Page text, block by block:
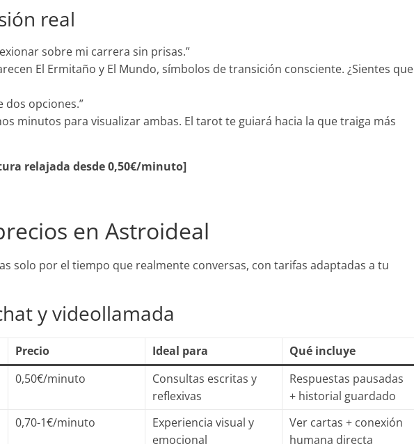
real
sobre mi carrera sin prisas.”
El Ermitaño y El Mundo, símbolos de transición consciente. ¿Sientes que
dos opciones.”
minutos para visualizar ambas. El tarot te guiará hacia la que traiga más
relajada desde 0,50€/minuto]
en Astroideal
solo por el tiempo que realmente conversas, con tarifas adaptadas a tu
y videollamada
Precio Ideal para
Qué incluye
0,50€/minuto
Consultas escritas y
reflexivas
Respuestas pausadas
+ historial guardado
0,70-1€/minuto
Experiencia visual y
emocional
Ver cartas + conexión
humana directa